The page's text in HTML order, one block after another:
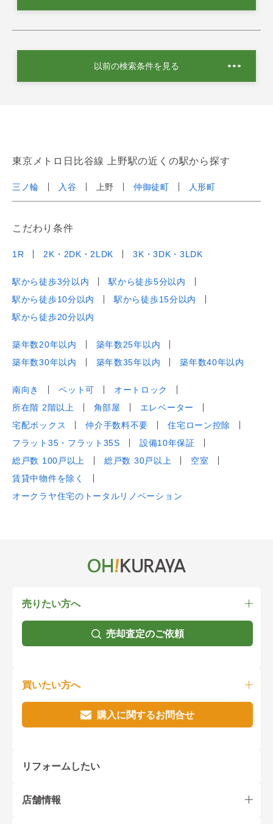
以前の検索条件を見る
東京メトロ日比谷線 上野駅の近くの駅から探す
三ノ輪 入谷 上野 仲御徒町 人形町
こだわり条件
1R 2K・2DK・2LDK 3K・3DK・3LDK
駅から徒歩3分以内
駅から徒歩5分以内
駅から徒歩10分以内
駅から徒歩15分以内
駅から徒歩20分以内
築年数20年以内
築年数25年以内
築年数30年以内
築年数35年以内 築年数40年以内
南向き ペット可
オートロック
所在階 2階以上
角部屋
エレベーター
宅配ボックス
仲介手数料不要
住宅ローン控除
フラット35・フラット35S
設備10年保証
総戸数 100戸以上
総戸数 30戸以上
空室
賃貸中物件を除く
オークラヤ住宅のトータルリノベーション
売りたい方へ
売却査定のご依頼
買いたい方へ
購入に関するお問合せ
リフォームしたい
店舗情報